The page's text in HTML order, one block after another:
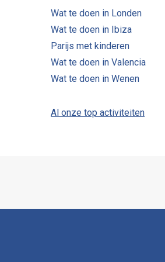
Wat te doen in Londen
Wat te doen in Ibiza
Parijs met kinderen
Wat te doen in Valencia
Wat te doen in Wenen
Al onze top activiteiten